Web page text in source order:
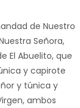
de Nuestro
Señora,
El Abuelito, que
y capirote
y túnica y
ambos